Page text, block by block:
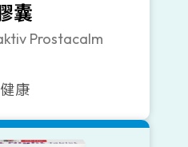
囊
Prostacalm
康